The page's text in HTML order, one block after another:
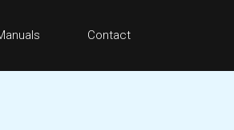
Contact